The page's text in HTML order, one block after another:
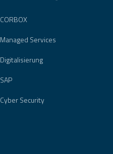
CORBOX
Managed Services
Digitalisierung
SAP
Cyber Security